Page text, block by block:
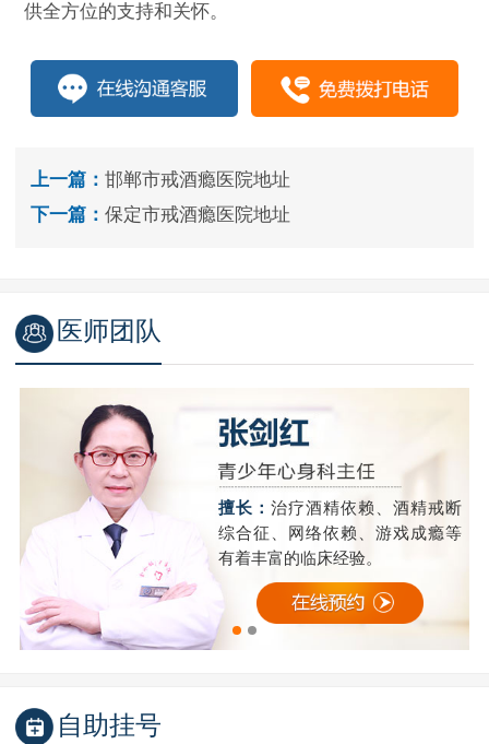
供全方位的支持和关怀。
上一篇： 邯郸市戒酒瘾医院地址
下一篇： 保定市戒酒瘾医院地址
医师团队
擅长：治疗酒精依赖、酒精戒断
综合征、网络依赖、游戏成瘾等
有着丰富的临床经验。
自助挂号